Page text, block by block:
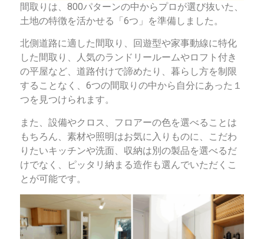
間取りは、800パターンの中からプロが選び抜いた、
土地の特徴を活かせる「6つ」を準備しました。
北側道路に適した間取り、回遊型や家事動線に特化
した間取り、人気のランドリールームやロフト付き
の平屋など、道路付けで諦めたり、暮らし方を制限
することなく、6つの間取りの中から自分にあった１
つを見つけられます。
また、設備やクロス、フロアーの色を選べることは
もちろん、素材や照明はお気に入りものに、こだわ
りたいキッチンや洗面、収納は別の製品を選べるだ
けでなく、ピッタリ納まる造作も選んでいただくこ
とが可能です。